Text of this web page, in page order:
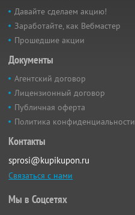
Давайте сделаем акцию!
Заработайте, как Вебмастер
Прошедшие акции
Документы
Агентский договор
Лицензионный договор
Публичная оферта
Политика конфиденциальности
Контакты
sprosi@kupikupon.ru
Связаться с нами
Мы в Соцсетях